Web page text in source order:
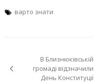
варто знати
записів
В Близнюківській
громаді відзначили
День Конституції